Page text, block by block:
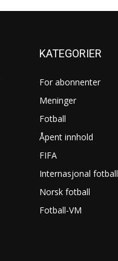
KATEGORIER
For abonnenter
Meninger
Fotball
Åpent innhold
FIFA
Internasjonal fotball
Norsk fotball
Fotball-VM